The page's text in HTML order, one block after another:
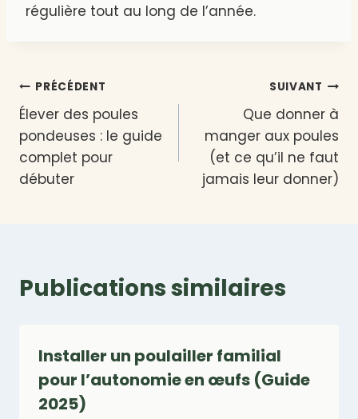
régulière tout au long de l’année.
Navigation
de
l’article
PRÉCÉDENT
Élever des poules
pondeuses : le guide
complet pour
débuter
SUIVANT
Que donner à
manger aux poules
(et ce qu’il ne faut
jamais leur donner)
Publications similaires
Installer un poulailler familial
pour l’autonomie en œufs (Guide
2025)